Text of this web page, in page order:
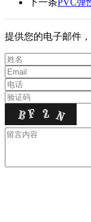
下一条PVC弹
提供您的电子邮件